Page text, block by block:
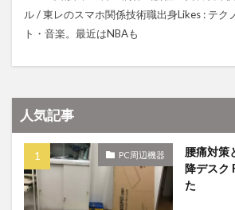
ル / 東レのスマホ関係技術職出身Likes : テク
ト・音楽。最近はNBAも
人気記事
PC周辺機器
腰痛対策
降デスク
た